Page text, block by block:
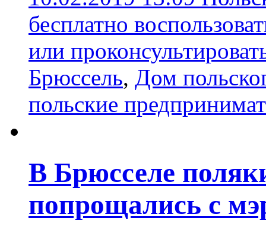
бесплатно
или
Брюссель, Дом
польские
В Брюсселе
попрощались с